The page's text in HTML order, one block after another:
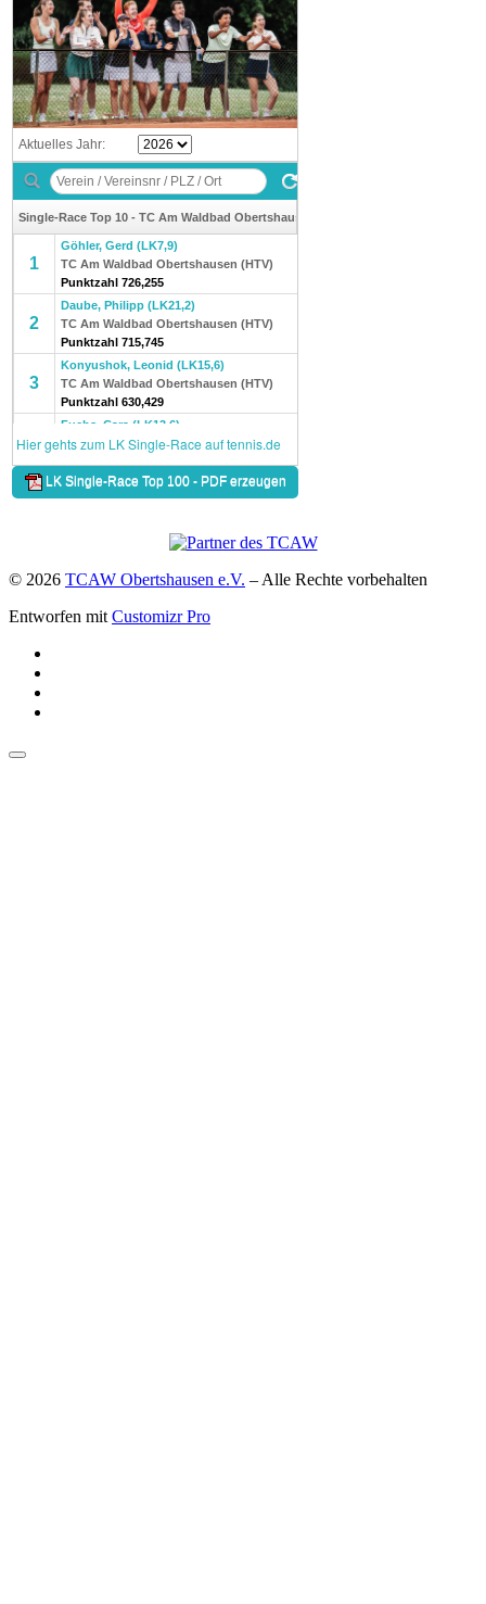
© 2026 TCAW Obertshausen e.V. – Alle Rechte vorbehalten
Entworfen mit Customizr Pro